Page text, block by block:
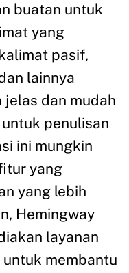
buatan untuk
yang
pasif,
lainnya
dan mudah
penulisan
ini mungkin
yang
yang lebih
Hemingway
layanan
untuk membantu